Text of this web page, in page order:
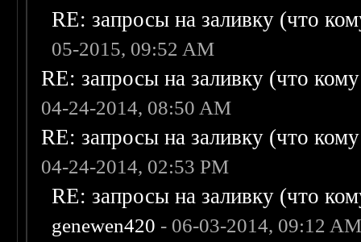
RE: запросы на заливку (что
05-2015, 09:52 AM
RE: запросы на заливку (что
04-24-2014, 08:50 AM
RE: запросы на заливку (что
04-24-2014, 02:53 PM
RE: запросы на заливку (что
genewen420 - 06-03-2014, 09:12